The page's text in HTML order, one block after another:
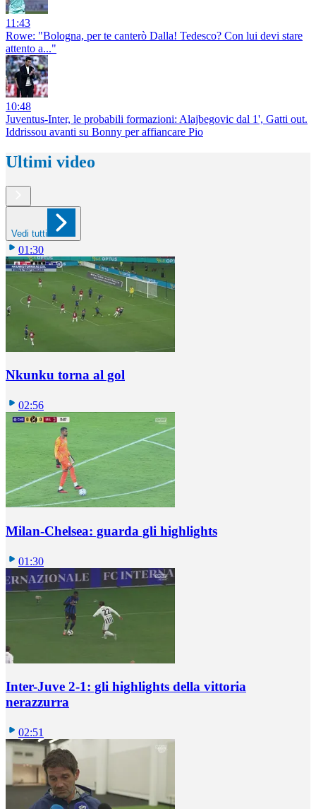
11:43
Rowe: "Bologna, per te canterò Dalla! Tedesco? Con lui devi stare
attento a..."
10:48
Juventus-Inter, le probabili formazioni: Alajbegovic dal 1', Gatti out.
Iddrissou avanti su Bonny per affiancare Pio
Ultimi video
Vedi tutti
01:30
Nkunku torna al gol
02:56
Milan-Chelsea: guarda gli highlights
01:30
Inter-Juve 2-1: gli highlights della vittoria
nerazzurra
02:51